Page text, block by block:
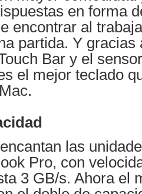
en forma
encontrar al
partida. Y gracias
Bar y el
el mejor teclado
las
Pro, con
3 GB/s. Ahora el